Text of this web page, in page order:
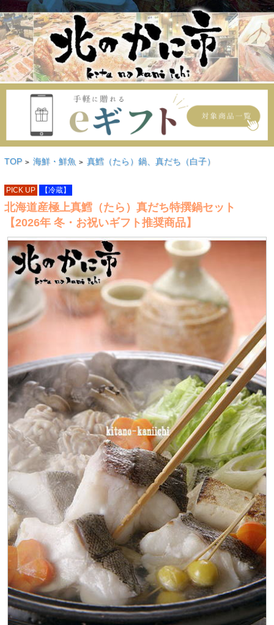
TOP > 海鮮・鮮魚 > 真鱈（たら）鍋、真だち（白子）
PICK UP 【冷蔵】
北海道産極上真鱈（たら）真だち特撰鍋セット
【2026年 冬・お祝いギフト推奨商品】